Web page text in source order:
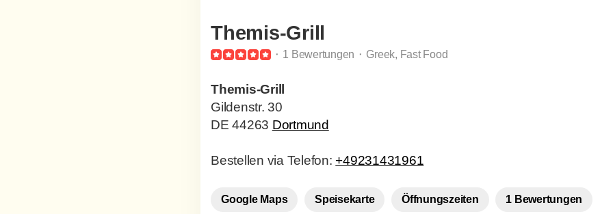
Themis-Grill
⬝ 1 Bewertungen ⬝ Greek, Fast Food
Themis-Grill
Gildenstr. 30
DE 44263 Dortmund
Bestellen via Telefon: +49231431961
Google Maps Speisekarte Öffnungszeiten 1 Bewertungen